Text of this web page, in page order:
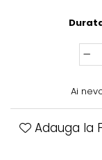
Ai
Adauga la